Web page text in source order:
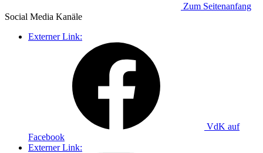
Zum Seitenanfang
Social Media Kanäle
Externer Link:
VdK auf
Facebook
Externer Link: